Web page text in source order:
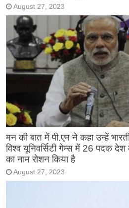
August 27, 2023
मन की बात में पी.एम ने कहा उन्हें
विश्व यूनिवर्सिटी गेम्स में 26 पदक
का नाम रोशन किया है
August 27, 2023